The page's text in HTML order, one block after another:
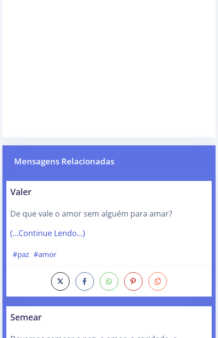
Mensagens Relacionadas
Valer
De que vale o amor sem alguém para amar?
(…Continue Lendo…)
#paz #amor
Semear